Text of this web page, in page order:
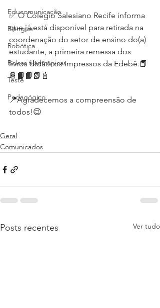
Educomunicação
Bilíngue
Robótica
Bolsas filantrópicas
Teste
Pedagógico
✅ O Colégio Salesiano Recife informa
que já está disponível para retirada na
coordenação do setor de ensino do(a)
estudante, a primeira remessa dos
livros didáticos impressos da Edebê.📕
📔📙📘📗📓
📍Agradecemos a compreensão de
todos!😉
Geral
Comunicados
Posts recentes Ver tudo